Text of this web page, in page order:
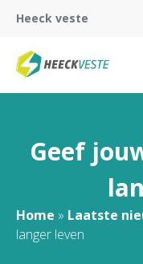
Heeck veste
Geef
Home » Laatste
langer leven